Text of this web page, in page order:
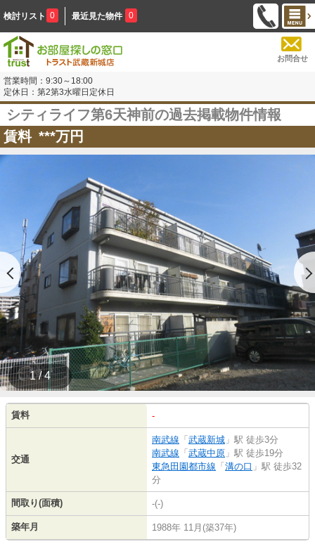
検討リスト 0 最近見た物件 0
お問合せ
営業時間：9:30～18:00
定休日：第2第3水曜日定休日
シティライフ第6天神前の過去掲載物件情報
賃料 ***万円
1 / 4
賃料 -
交通
南武線 「 武蔵新城 」駅 徒歩3分
南武線 「 武蔵中原 」駅 徒歩19分
東急田園都市線 「 溝の口 」駅 徒歩32
分
間取り(面積) -(-)
築年月 1988年 11月(築37年)